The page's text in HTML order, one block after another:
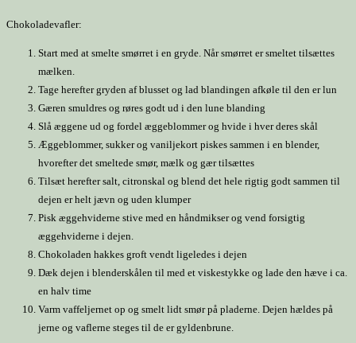
Chokoladevafler:
Start med at smelte smørret i en gryde. Når smørret er smeltet tilsættes
mælken.
Tage herefter gryden af blusset og lad blandingen afkøle til den er lun
Gæren smuldres og røres godt ud i den lune blanding
Slå æggene ud og fordel æggeblommer og hvide i hver deres skål
Æggeblommer, sukker og vaniljekort piskes sammen i en blender,
hvorefter det smeltede smør, mælk og gær tilsættes
Tilsæt herefter salt, citronskal og blend det hele rigtig godt sammen til
dejen er helt jævn og uden klumper
Pisk æggehviderne stive med en håndmikser og vend forsigtig
æggehviderne i dejen.
Chokoladen hakkes groft vendt ligeledes i dejen
Dæk dejen i blenderskålen til med et viskestykke og lade den hæve i ca.
en halv time
Varm vaffeljernet op og smelt lidt smør på pladerne. Dejen hældes på
jerne og vaflerne steges til de er gyldenbrune.